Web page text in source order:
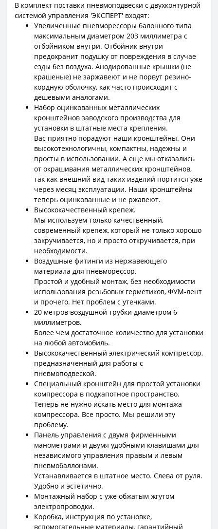
В комплект поставки пневмоподвески с двухконтурной
системой управления 'ЭКСПЕРТ' входят:
Увеличенные пневморессоры балонного типа
максимальным диаметром 203 миллиметра с
отбойником внутри. Отбойник внутри
предохранит подушку от повреждения в случае
езды без воздуха. Анодированные крышки (не
крашеные) не заржавеют и не порвут резино-
кордную оболочку, как часто происходит с
дешевыми аналогами.
Набор оцинкованных металлических
кронштейнов заводского производства для
установки в штатные места крепления.
Вас приятно порадуют наши кронштейны. Они
высокотехнологичны, компактны, надежны и
просты в использовании. А еще мы отказались
от окрашивания металлических кронштейнов,
так как внешний вид таких изделий портится уже
через месяц эксплуатации. Наши кронштейны
теперь оцинкованные и не ржавеют.
Высококачественный крепеж.
Мы используем только качественный,
современный крепеж, который не только хорошо
закручивается, но и просто откручивается, при
необходимости.
Воздушные фитинги из нержавеющего
материала для пневморессор.
Простой и удобный монтаж, без необходимости
использования резьбовых герметиков, ФУМ-лент
и прочего. Нет проблем с утечками.
20 метров воздушной трубки диаметром 6
миллиметров.
Более чем достаточное количество для установки
на любой автомобиль.
Высококачественный электрический компрессор,
предназначенный для работы с
пневмоподвеской.
Специальный кронштейн для простой установки
компрессора в подкапотное пространство.
Теперь не нужно искать место для монтажа
компрессора. Все просто. Мы решили эту
проблему.
Панель управления с двумя фирменными
манометрами и двумя удобными клавишами для
независимого управления правым и левым
пневмобаллонами.
Устанавливается в штатное место. Слева от руля.
Удобно и эстетично.
Монтажный набор с уже обжатым жгутом
электропроводки.
Коробка, инструкция по установке,
вспомогательные материалы, гарантийный